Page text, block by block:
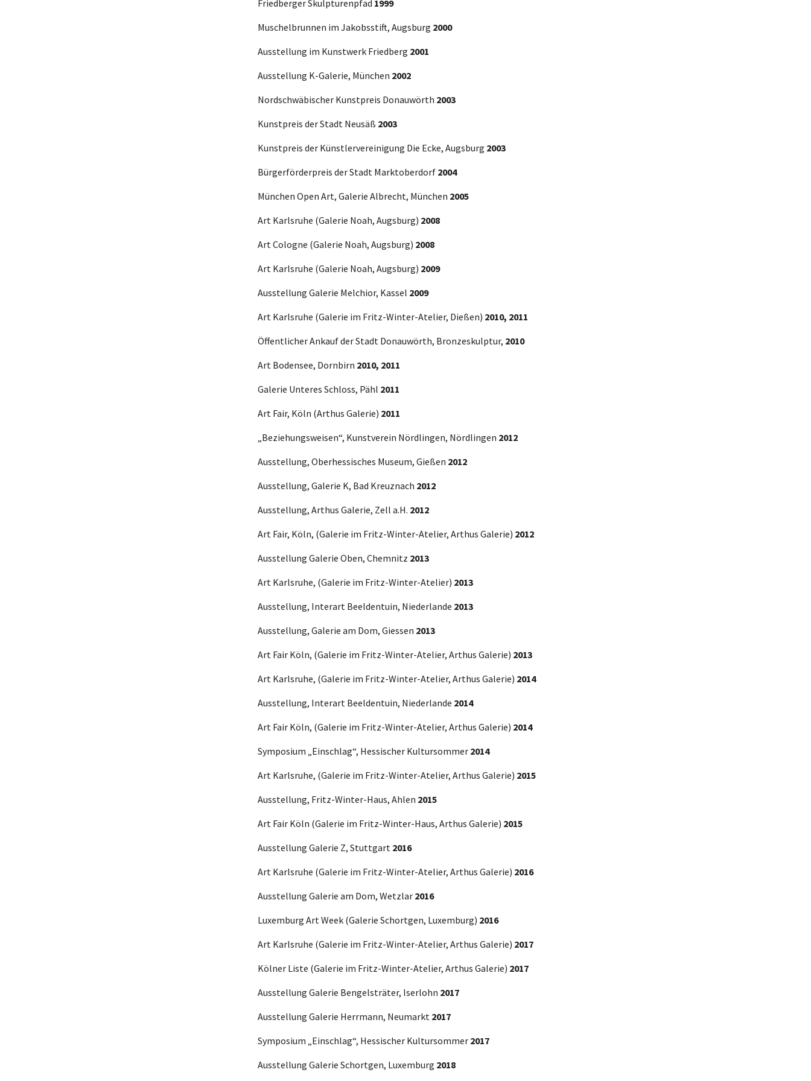
Friedberger Skulpturenpfad 1999
Muschelbrunnen im Jakobsstift, Augsburg 2000
Ausstellung im Kunstwerk Friedberg 2001
Ausstellung K-Galerie, München 2002
Nordschwäbischer Kunstpreis Donauwörth 2003
Kunstpreis der Stadt Neusäß 2003
Kunstpreis der Künstlervereinigung Die Ecke, Augsburg 2003
Bürgerförderpreis der Stadt Marktoberdorf 2004
München Open Art, Galerie Albrecht, München 2005
Art Karlsruhe (Galerie Noah, Augsburg) 2008
Art Cologne (Galerie Noah, Augsburg) 2008
Art Karlsruhe (Galerie Noah, Augsburg) 2009
Ausstellung Galerie Melchior, Kassel 2009
Art Karlsruhe (Galerie im Fritz-Winter-Atelier, Dießen) 2010, 2011
Öffentlicher Ankauf der Stadt Donauwörth, Bronzeskulptur, 2010
Art Bodensee, Dornbirn 2010, 2011
Galerie Unteres Schloss, Pähl 2011
Art Fair, Köln (Arthus Galerie) 2011
„Beziehungsweisen“, Kunstverein Nördlingen, Nördlingen 2012
Ausstellung, Oberhessisches Museum, Gießen 2012
Ausstellung, Galerie K, Bad Kreuznach 2012
Ausstellung, Arthus Galerie, Zell a.H. 2012
Art Fair, Köln, (Galerie im Fritz-Winter-Atelier, Arthus Galerie) 2012
Ausstellung Galerie Oben, Chemnitz 2013
Art Karlsruhe, (Galerie im Fritz-Winter-Atelier) 2013
Ausstellung, Interart Beeldentuin, Niederlande 2013
Ausstellung, Galerie am Dom, Giessen 2013
Art Fair Köln, (Galerie im Fritz-Winter-Atelier, Arthus Galerie) 2013
Art Karlsruhe, (Galerie im Fritz-Winter-Atelier, Arthus Galerie) 2014
Ausstellung, Interart Beeldentuin, Niederlande 2014
Art Fair Köln, (Galerie im Fritz-Winter-Atelier, Arthus Galerie) 2014
Symposium „Einschlag“, Hessischer Kultursommer 2014
Art Karlsruhe, (Galerie im Fritz-Winter-Atelier, Arthus Galerie) 2015
Ausstellung, Fritz-Winter-Haus, Ahlen 2015
Art Fair Köln (Galerie im Fritz-Winter-Haus, Arthus Galerie) 2015
Ausstellung Galerie Z, Stuttgart 2016
Art Karlsruhe (Galerie im Fritz-Winter-Atelier, Arthus Galerie) 2016
Ausstellung Galerie am Dom, Wetzlar 2016
Luxemburg Art Week (Galerie Schortgen, Luxemburg) 2016
Art Karlsruhe (Galerie im Fritz-Winter-Atelier, Arthus Galerie) 2017
Kölner Liste (Galerie im Fritz-Winter-Atelier, Arthus Galerie) 2017
Ausstellung Galerie Bengelsträter, Iserlohn 2017
Ausstellung Galerie Herrmann, Neumarkt 2017
Symposium „Einschlag“, Hessischer Kultursommer 2017
Ausstellung Galerie Schortgen, Luxemburg 2018